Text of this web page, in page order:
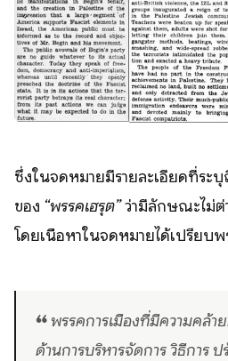
ซึ่งในจดหมายมีรายละเอียดที่ระ
ของ “พรรคเฮรุต”ว่ามีลักษณะไม่ต่
โดยเนื้อหาในจดหมายได้เปรียบพ
❝ พรรคการเมืองที่มีความคล้า
ด้านการบริหารจัดการ วิธีการ